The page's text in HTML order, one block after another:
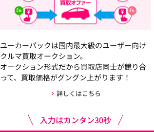
ユーカーパックは国内最大級のユーザー向け
クルマ買取オークション。
オークション形式だから買取店同士が競り合
って、買取価格がグングン上がります！
詳しくはこちら
入力はカンタン30秒